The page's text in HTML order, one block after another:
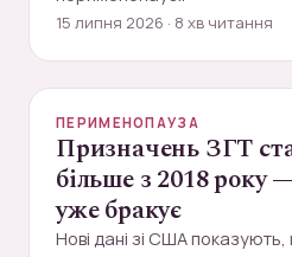
15 липня 2026 · 8 хв читання
ПЕРИМЕНОПАУЗА
Призначень ЗГТ
більше з 2018 року
уже бракує
Нові дані зі США